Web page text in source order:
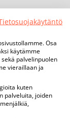
Osa
käytämme
palvelinpuolen
vieraillaan ja
kuten
palveluita, joiden